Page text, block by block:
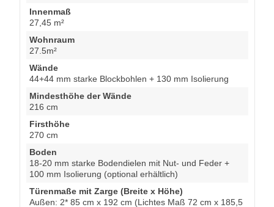
Innenmaß
27,45 m²
Wohnraum
27.5m²
Wände
44+44 mm starke Blockbohlen + 130 mm Isolierung
Mindesthöhe der Wände
216 cm
Firsthöhe
270 cm
Boden
18-20 mm starke Bodendielen mit Nut- und Feder +
100 mm Isolierung (optional erhältlich)
Türenmaße mit Zarge (Breite x Höhe)
Außen: 2* 85 cm x 192 cm (Lichtes Maß 72 cm x 185,5